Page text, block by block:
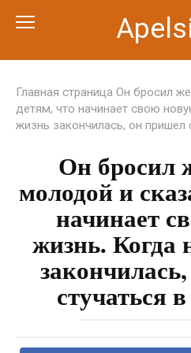
Главная страница Он бросил
детям, что начинает свою
жизнь закончилась, он пришел
Он бросил
молодой и
начинает
жизнь. Когда
стучаться